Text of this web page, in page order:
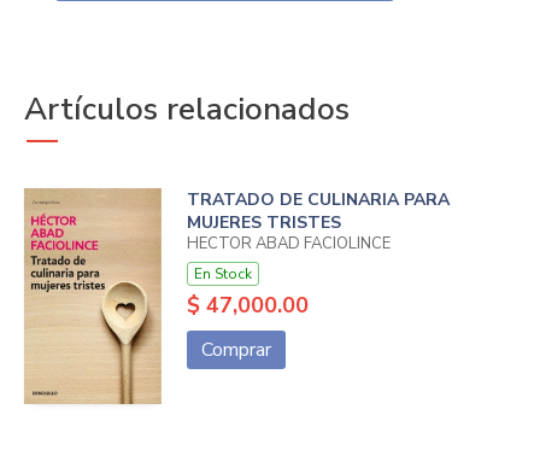
Artículos relacionados
TRATADO DE CULINARIA PARA
MUJERES TRISTES
HECTOR ABAD FACIOLINCE
En Stock
$ 47,000.00
Comprar